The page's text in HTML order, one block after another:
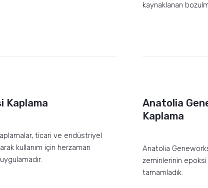
kaynaklanan
Kaplama
ticari ve endüstriyel
kullanım için herzaman
Anatolia
Kaplama
Anatolia
zeminlerinin epoksi
tamamladık.